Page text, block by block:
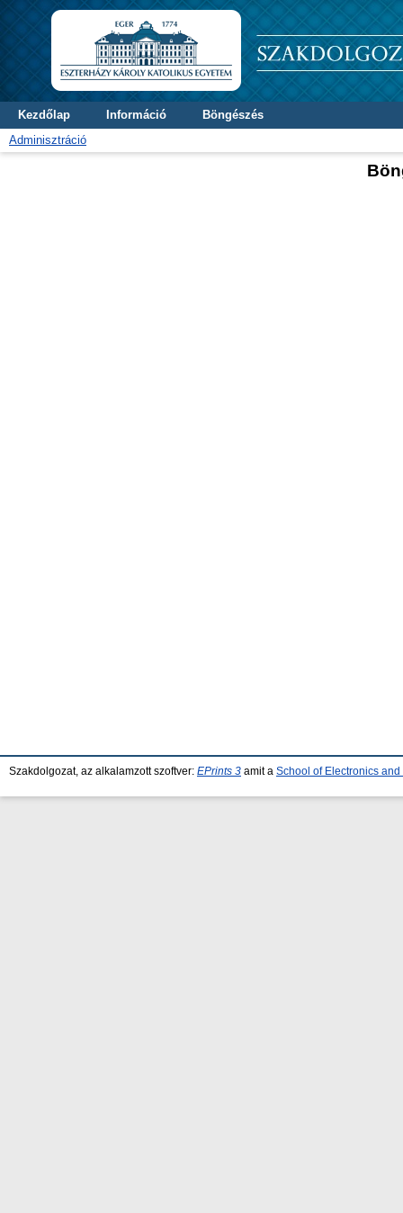
Kezdőlap Információ
Böngészés
Adminisztráció
Szakdolgozat, az alkalamzott szoftver: EPrints 3 amit a School of Electronics